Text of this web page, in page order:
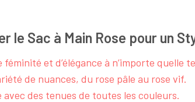
le Sac à Main Rose pour un
et d’élégance à n’importe quelle
de nuances, du rose pâle au rose vif.
avec des tenues de toutes les couleurs.